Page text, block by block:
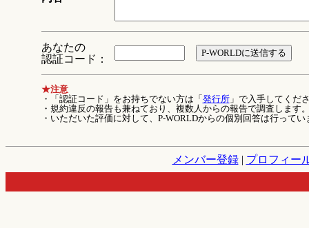
あなたの
認証コード：
★注意
・「認証コード」をお持ちでない方は「 発行所」で入手してくだ
・規約違反の報告も兼ねており、複数人からの報告で調査します
・いただいた評価に対して、P-WORLDからの個別回答は行ってい
メンバー登録| プロフィー